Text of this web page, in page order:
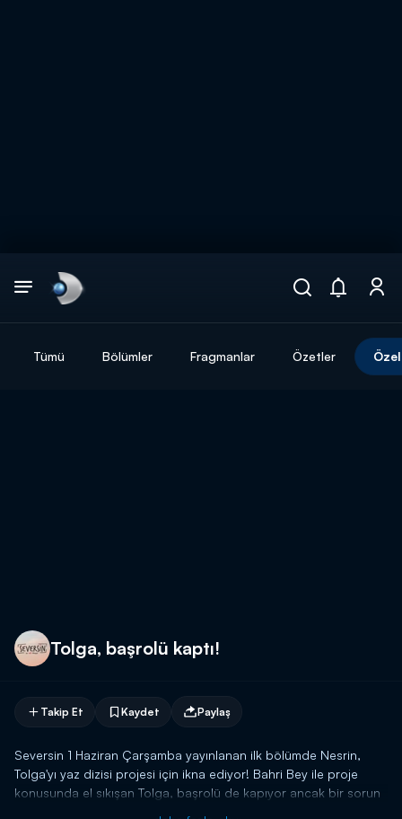
Tümü Bölümler Fragmanlar Özetler
Tolga, başrolü kaptı!
Takip Et Kaydet Paylaş
Seversin 1 Haziran Çarşamba yayınlanan ilk bölümde Nesrin,
Tolga'yı yaz dizisi projesi için ikna ediyor! Bahri Bey ile proje
konusunda el sıkışan Tolga, başrolü de kapıyor ancak bir sorun